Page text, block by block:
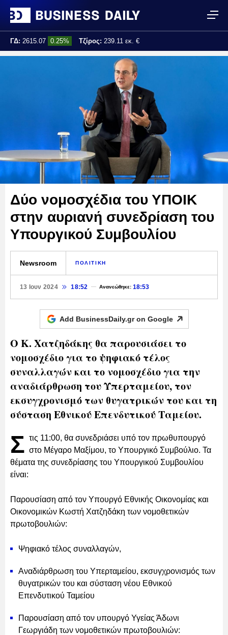
ΓΔ: 2615.07 0.25% Τζίρος: 239.11 εκ. €
Δύο νομοσχέδια του ΥΠΟΙΚ
στην αυριανή συνεδρίαση του
Υπουργικού Συμβουλίου
Newsroom ΠΟΛΙΤΙΚΗ
13 Ιουν 2024 18:52 Ανανεώθηκε:18:53
Add BusinessDaily.gr on Google
Ο Κ. Χατζηδάκης θα παρουσιάσει το
νομοσχέδιο για το ψηφιακό τέλος
συναλλαγών και το νομοσχέδιο για την
αναδιάρθρωση του Υπερταμείου, τον
εκσυγχρονισμό των θυγατρικών του και τη
σύσταση Εθνικού Επενδυτικού Ταμείου.
Σ τις 11:00, θα συνεδριάσει υπό τον πρωθυπουργό
στο Μέγαρο Μαξίμου, το Υπουργικό Συμβούλιο. Τα
θέματα της συνεδρίασης του Υπουργικού Συμβουλίου
είναι:
Παρουσίαση από τον Υπουργό Εθνικής Οικονομίας και
Οικονομικών Κωστή Χατζηδάκη των νομοθετικών
πρωτοβουλιών:
Ψηφιακό τέλος συναλλαγών,
Αναδιάρθρωση του Υπερταμείου, εκσυγχρονισμός των
θυγατρικών του και σύσταση νέου Εθνικού
Επενδυτικού Ταμείου
Παρουσίαση από τον υπουργό Υγείας Άδωνι
Γεωργιάδη των νομοθετικών πρωτοβουλιών: